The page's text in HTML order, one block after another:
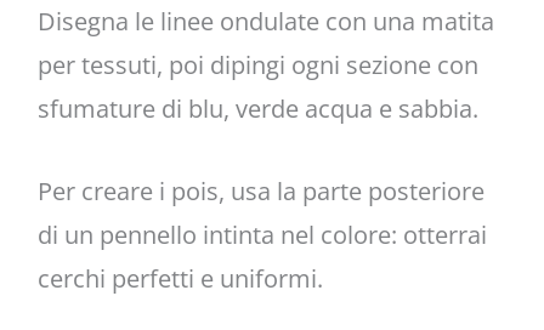
Disegna le linee ondulate con una matita
per tessuti, poi dipingi ogni sezione con
sfumature di blu, verde acqua e sabbia.
Per creare i pois, usa la parte posteriore
di un pennello intinta nel colore: otterrai
cerchi perfetti e uniformi.